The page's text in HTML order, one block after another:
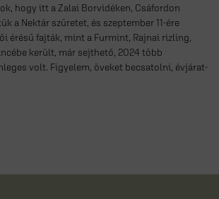
hogy itt a Zalai Borvidéken, Csáfordon
a Nektár szüretet, és szeptember 11-ére
érésű fajták, mint a Furmint, Rajnai rizling,
került, már sejthető, 2024 több
volt. Figyelem, öveket becsatolni, évjárat-